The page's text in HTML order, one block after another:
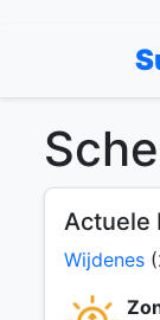
Actuele
Wijdenes